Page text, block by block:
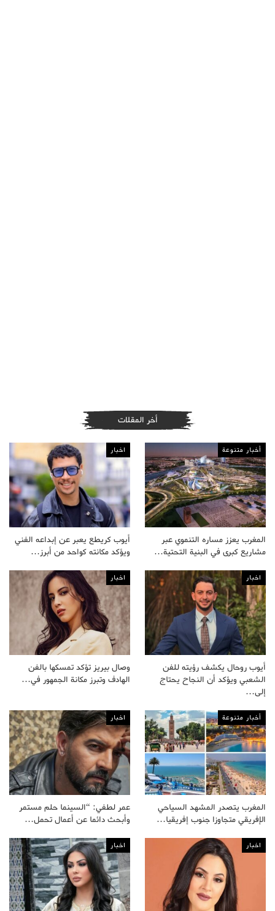
أخر المقلات
أخبار متنوعة
المغرب يعزز مساره التنموي عبر
مشاريع كبرى في البنية التحتية…
اخبار
أيوب كريطع يعبر عن إبداعه الفني
ويؤكد مكانته كواحد من أبرز…
اخبار
أيوب روحال يكشف رؤيته للفن
الشعبي ويؤكد أن النجاح يحتاج
إلى…
اخبار
وصال بيريز تؤكد تمسكها بالفن
الهادف وتبرز مكانة الجمهور في…
أخبار متنوعة
المغرب يتصدر المشهد السياحي
الإفريقي متجاوزا جنوب إفريقيا…
اخبار
عمر لطفي: “السينما حلم مستمر
وأبحث دائما عن أعمال تحمل…
اخبار اخبار